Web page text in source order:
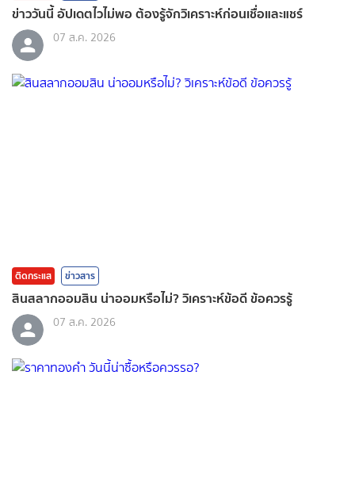
ข่าววันนี้ อัปเดตไวไม่พอ ต้องรู้จักวิเคราะห์ก่อนเชื่อและแชร์
07 ส.ค. 2026
ติดกระแส ข่าวสาร
สินสลากออมสิน น่าออมหรือไม่? วิเคราะห์ข้อดี ข้อควรรู้
07 ส.ค. 2026